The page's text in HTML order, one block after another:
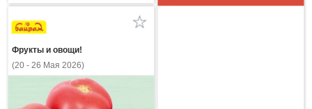
Фрукты и овощи!
(20 - 26 Мая 2026)